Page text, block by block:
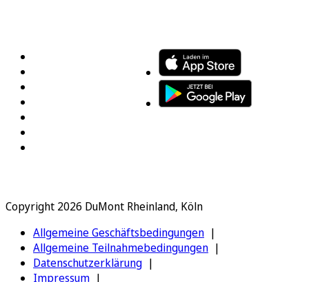
Copyright 2026 DuMont Rheinland, Köln
Allgemeine Geschäftsbedingungen
Allgemeine Teilnahmebedingungen
Datenschutzerklärung
Impressum